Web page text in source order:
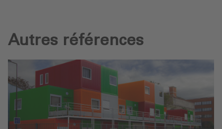
Autres références